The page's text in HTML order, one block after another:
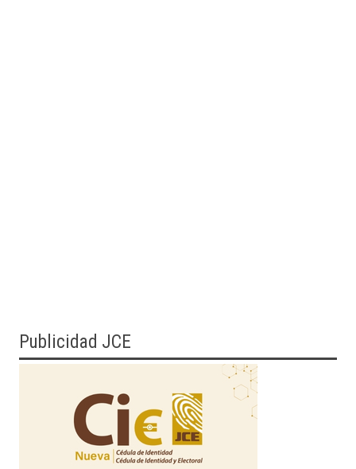
Publicidad JCE